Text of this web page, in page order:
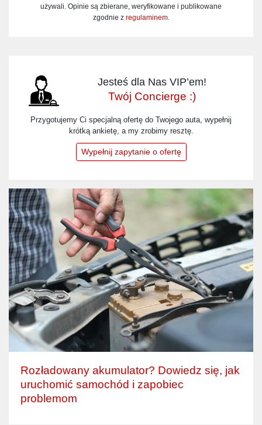
używali. Opinie są zbierane, weryfikowane i publikowane
zgodnie z regulaminem.
Jesteś dla Nas VIP’em!
Twój Concierge :)
Przygotujemy Ci specjalną ofertę do Twojego auta, wypełnij
krótką ankietę, a my zrobimy resztę.
Wypełnij zapytanie o ofertę
Rozładowany akumulator? Dowiedz się, jak
uruchomić samochód i zapobiec
problemom